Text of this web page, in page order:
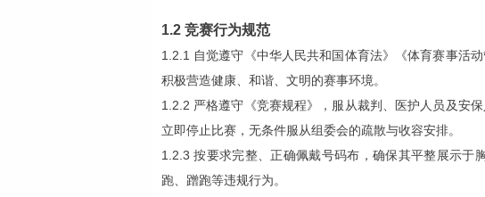
1.2 竞赛行为规范
1.2.1 自觉遵守《中华人民共和国体育法》《体育赛事活
积极营造健康、和谐、文明的赛事环境。
1.2.2 严格遵守《竞赛规程》，服从裁判、医护人员及安
立即停止比赛，无条件服从组委会的疏散与收容安排。
1.2.3 按要求完整、正确佩戴号码布，确保其平整展示于
跑、蹭跑等违规行为。